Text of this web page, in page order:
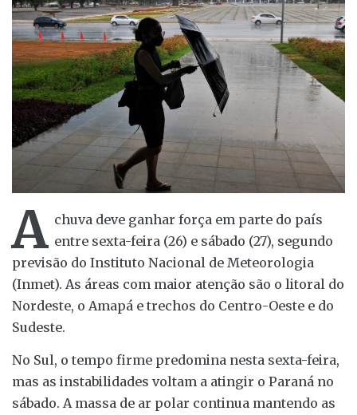
A chuva deve ganhar força em parte do país
entre sexta-feira (26) e sábado (27), segundo
previsão do Instituto Nacional de Meteorologia
(Inmet). As áreas com maior atenção são o litoral do
Nordeste, o Amapá e trechos do Centro-Oeste e do
Sudeste.
No Sul, o tempo firme predomina nesta sexta-feira,
mas as instabilidades voltam a atingir o Paraná no
sábado. A massa de ar polar continua mantendo as